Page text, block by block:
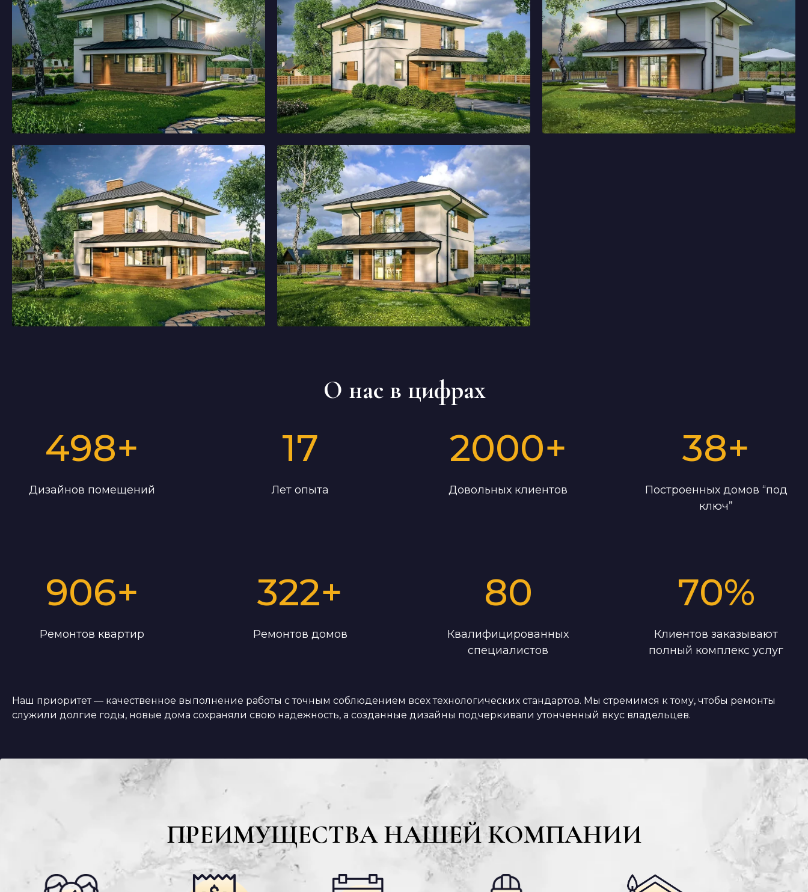
О нас в цифрах
498+
Дизайнов помещений
17
Лет опыта
2000+
Довольных клиентов
38+
Построенных домов “под
ключ”
906+
Ремонтов квартир
322+
Ремонтов домов
80
Квалифицированных
специалистов
70%
Клиентов заказывают
полный комплекс услуг
Наш приоритет — качественное выполнение работы с точным соблюдением всех технологических стандартов. Мы стремимся к тому, чтобы ремонты
служили долгие годы, новые дома сохраняли свою надежность, а созданные дизайны подчеркивали утонченный вкус владельцев.
ПРЕИМУЩЕСТВА НАШЕЙ КОМПАНИИ